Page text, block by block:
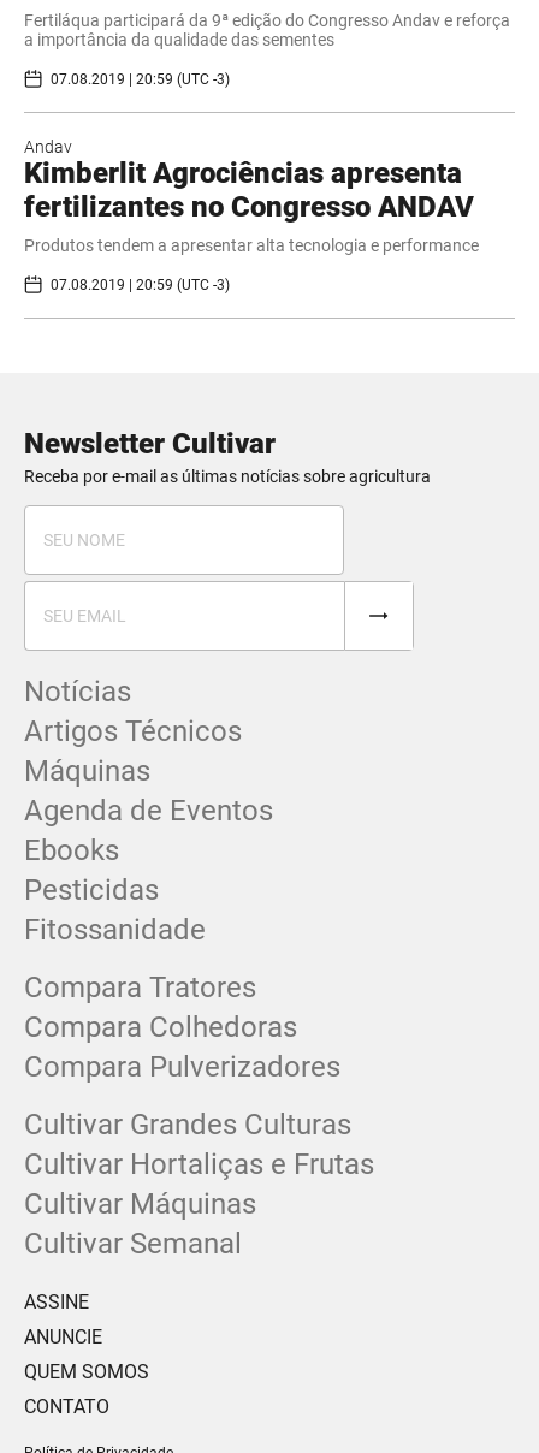
Fertiláqua participará da 9ª edição do Congresso Andav e reforça
a importância da qualidade das sementes
07.08.2019 | 20:59 (UTC -3)
Andav
Kimberlit Agrociências apresenta
fertilizantes no Congresso ANDAV
Produtos tendem a apresentar alta tecnologia e performance
07.08.2019 | 20:59 (UTC -3)
Newsletter Cultivar
Receba por e-mail as últimas notícias sobre agricultura
Notícias
Artigos Técnicos
Máquinas
Agenda de Eventos
Ebooks
Pesticidas
Fitossanidade
Compara Tratores
Compara Colhedoras
Compara Pulverizadores
Cultivar Grandes Culturas
Cultivar Hortaliças e Frutas
Cultivar Máquinas
Cultivar Semanal
ASSINE
ANUNCIE
QUEM SOMOS
CONTATO